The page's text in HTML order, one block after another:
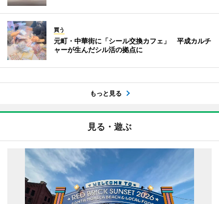
買う
元町・中華街に「シール交換カフェ」 平成カルチ
ャーが生んだシル活の拠点に
もっと見る
見る・遊ぶ